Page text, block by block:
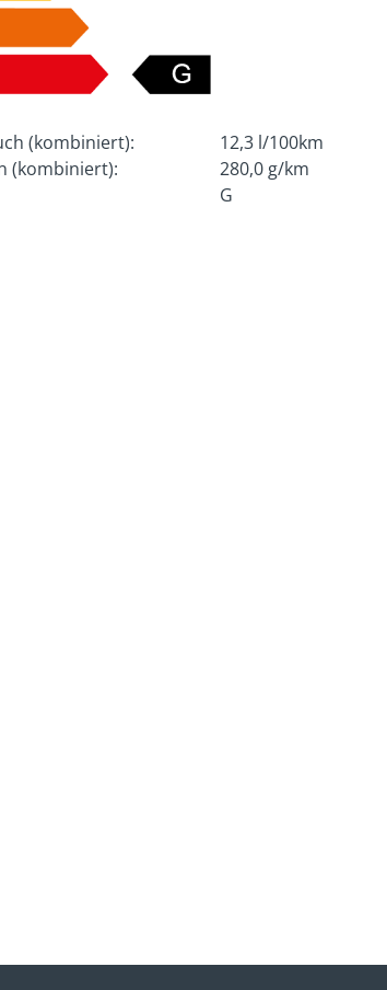
(kombiniert):
12,3 l/100km
(kombiniert):
280,0 g/km
G